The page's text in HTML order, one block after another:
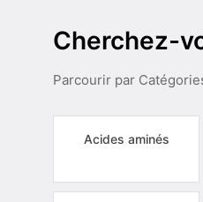
Cherchez-
Parcourir par
Acides aminés